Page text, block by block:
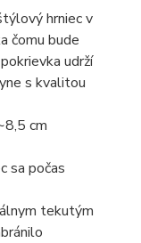
hrniec v
čomu bude
udrží
s kvalitou
cm
sa počas
tekutým